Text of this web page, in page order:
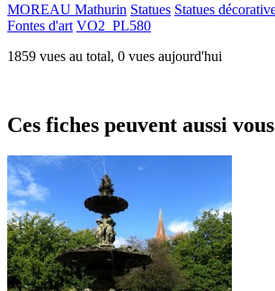
MOREAU Mathurin Statues Statues
Fontes d'art VO2_PL580
1859 vues au total, 0 vues aujourd'hui
Ces fiches peuvent aussi